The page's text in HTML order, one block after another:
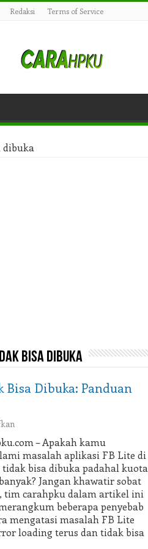
Redaksi Terms of Service
dibuka
bisa dibuka
Bisa Dibuka: Panduan
pada
Mengatasi
Facebook
Lite
yang
Tidak
Bisa
Dibuka:
Panduan
Lengkap
– Apakah kamu
masalah aplikasi FB Lite di
tidak bisa dibuka padahal kuota
Jangan khawatir sobat
tim carahpku dalam artikel ini
beberapa penyebab
mengatasi masalah FB Lite
loading terus dan tidak bisa